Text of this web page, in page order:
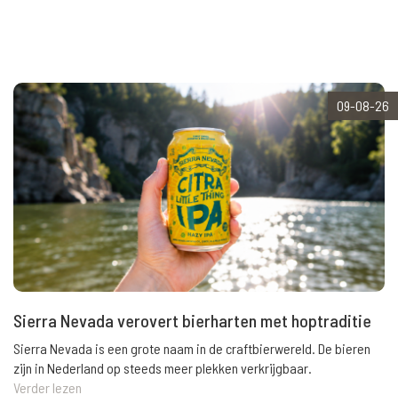
09-08-26
Sierra Nevada verovert bierharten met hoptraditie
Sierra Nevada is een grote naam in de craftbierwereld. De bieren
zijn in Nederland op steeds meer plekken verkrijgbaar.
Verder lezen